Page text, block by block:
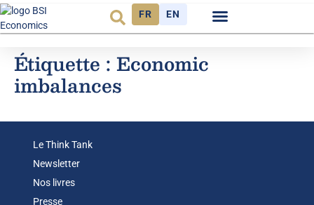
FR EN
Étiquette : Economic
imbalances
Le Think Tank
Newsletter
Nos livres
Presse